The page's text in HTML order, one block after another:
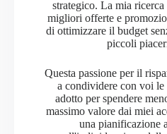
strategico. La mia ricerca
migliori offerte e
di ottimizzare il budget
piccoli
Questa passione per il
a condividere con voi le
adotto per spendere
massimo valore dai miei
una pianificazione